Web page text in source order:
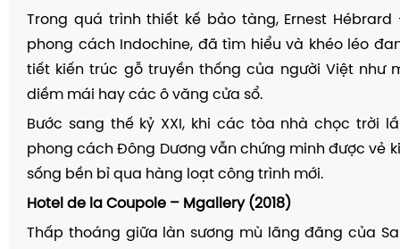
Trong quá trình thiết kế bảo tàng, Ernest Hébrard
phong cách Indochine, đã tìm hiểu và khéo l éo đ
tiết kiến trúc gỗtruyền thống của người Việt như
diềm mái hay các ô văng cửa sổ.
Bước sang thếkỷ XXI, khi các tòa nhà chọc trời l ầ
phong cáchĐông Dương vẫn chứng minhđược vẻ ki
sống bền bỉ qua hàng loạt công trình mới.
Hotel de la Coupole – Mgallery (2018)
Thấp thoáng giữa làn sương mù ãngđãng của